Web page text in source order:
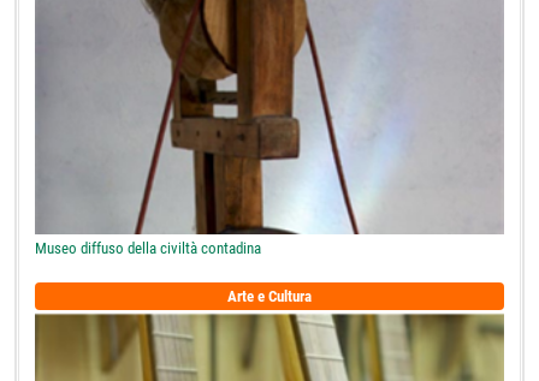
Museo diffuso della civiltà contadina
Arte e Cultura